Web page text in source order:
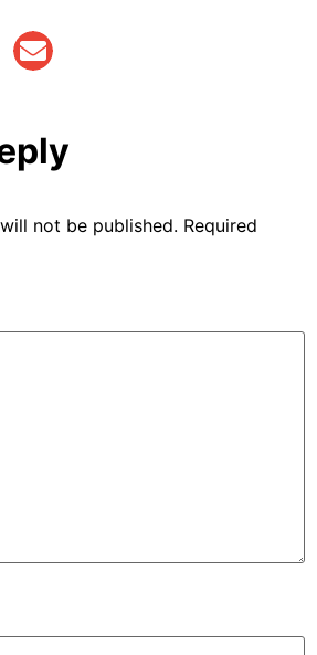
not be published. Required